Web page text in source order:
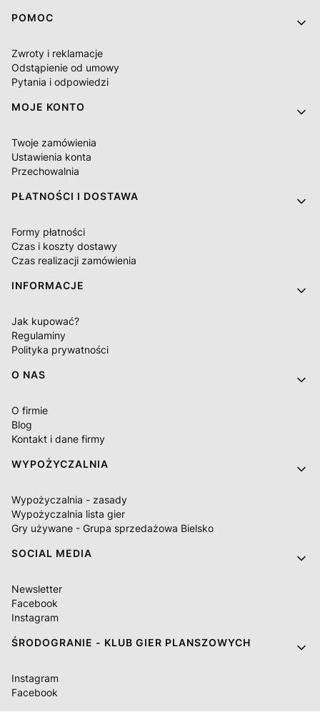
Linki w stopce
POMOC
Zwroty i reklamacje
Odstąpienie od umowy
Pytania i odpowiedzi
MOJE KONTO
Twoje zamówienia
Ustawienia konta
Przechowalnia
PŁATNOŚCI I DOSTAWA
Formy płatności
Czas i koszty dostawy
Czas realizacji zamówienia
INFORMACJE
Jak kupować?
Regulaminy
Polityka prywatności
O NAS
O firmie
Blog
Kontakt i dane firmy
WYPOŻYCZALNIA
Wypożyczalnia - zasady
Wypożyczalnia lista gier
Gry używane - Grupa sprzedażowa Bielsko
SOCIAL MEDIA
Newsletter
Facebook
Instagram
ŚRODOGRANIE - KLUB GIER PLANSZOWYCH
Instagram
Facebook